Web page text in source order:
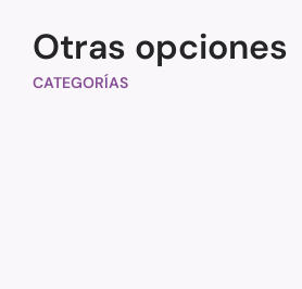
Otras opciones
CATEGORÍAS